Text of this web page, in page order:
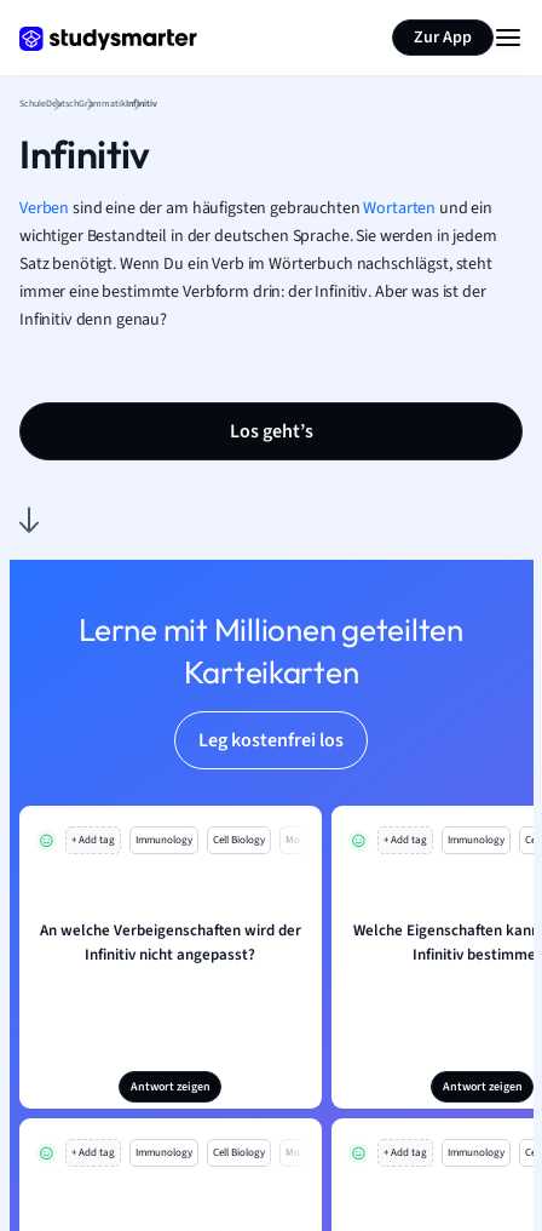
Zur App
SchuleDeutschGrammatikInfinitiv
Infinitiv
Verben sind eine der am häufigsten gebrauchtenWortarten und ein
wichtiger Bestandteil in der deutschen Sprache. Sie werden in jedem
Satz benötigt. Wenn Du ein Verb im Wörterbuch nachschlägst, steht
immer eine bestimmte Verbform drin: der Infinitiv. Aber was ist der
Infinitiv denn genau?
Los geht’s
Lerne mit Millionen geteilten
Karteikarten
Leg kostenfrei los
+ Add tag Immunology Cell Biology Mo
An welche Verbeigenschaften wird der
Infinitiv nicht angepasst?
Antwort zeigen
+ Add tag Immunology
Welche Eigenschaften
Infinitiv
Antwort zeigen
+ Add tag Immunology Cell Biology Mo + Add tag Immunology
Seite zusammenfassen